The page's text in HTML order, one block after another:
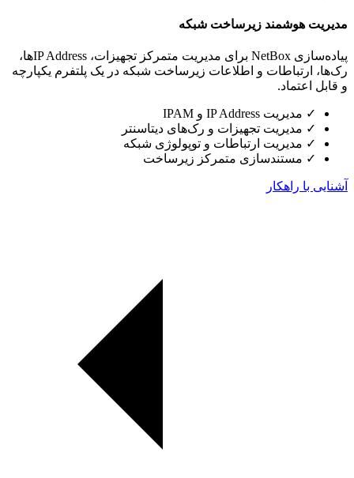
مدیریت هوشمند زیرساخت شبکه
پیاده‌سازی NetBox برای مدیریت متمرکز تجهیزات، IP Addressها،
رک‌ها، ارتباطات و اطلاعات زیرساخت شبکه در یک پلتفرم یکپارچه
و قابل اعتماد.
✓ مدیریت IP Address و IPAM
✓ مدیریت تجهیزات و رک‌های دیتاسنتر
✓ مدیریت ارتباطات و توپولوژی شبکه
✓ مستندسازی متمرکز زیرساخت
آشنایی با راهکار